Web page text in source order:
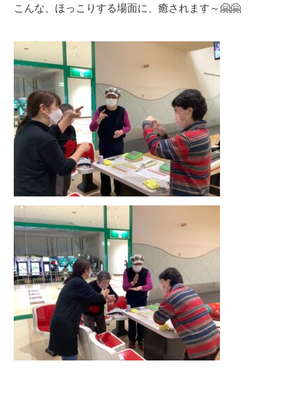
こんな、ほっこりする場面に、癒されます～🤗🤗